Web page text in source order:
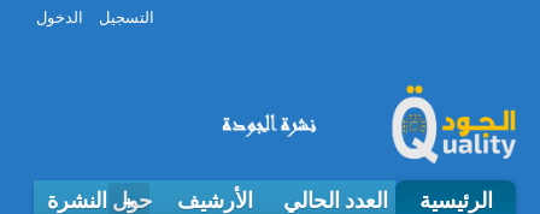
الرئيسية العدد الحالي الأرشيف حول النشرة
التسجيل الدخول